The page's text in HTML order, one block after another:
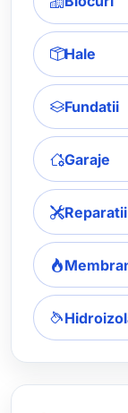
Hale
Fundatii
Garaje